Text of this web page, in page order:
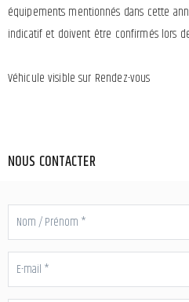
équipements mentionnés dans cette
indicatif et doivent être confirmés lors
Véhicule visible sur Rendez-vous
NOUS CONTACTER